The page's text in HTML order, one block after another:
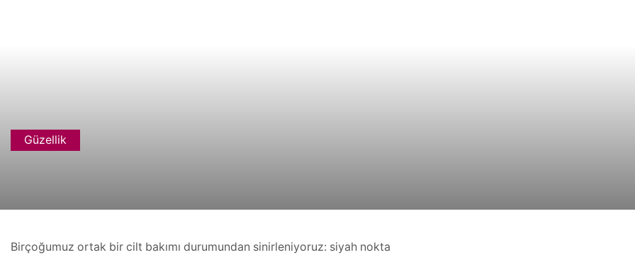
Güzellik
Birçoğumuz ortak bir cilt bakımı durumundan sinirleniyoruz: siyah nokta